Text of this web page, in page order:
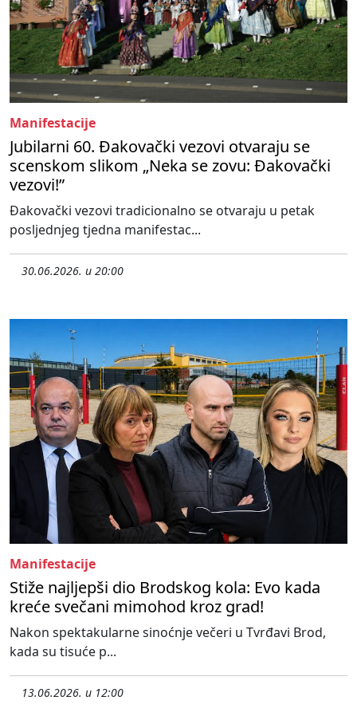
Manifestacije
Jubilarni 60. Đakovački vezovi otvaraju se
scenskom slikom „Neka se zovu: Đakovački
vezovi!”
Đakovački vezovi tradicionalno se otvaraju u petak
posljednjeg tjedna manifestac...
30.06.2026. u 20:00
Manifestacije
Stiže najljepši dio Brodskog kola: Evo kada
kreće svečani mimohod kroz grad!
Nakon spektakularne sinoćnje večeri u Tvrđavi Brod,
kada su tisuće p...
13.06.2026. u 12:00